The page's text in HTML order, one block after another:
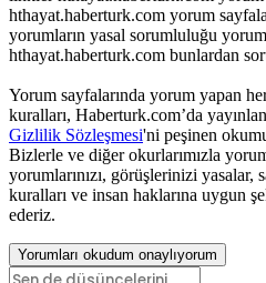
hthayat.haberturk.com yorum
yorumların yasal sorumluluğu
hthayat.haberturk.com bunlardan
Yorum sayfalarında yorum yapan
kuralları, Haberturk.com’da
Gizlilik Sözleşmesi'ni peşinen
Bizlerle ve diğer okurlarımızla
yorumlarınızı, görüşlerinizi yasalar,
kuralları ve insan haklarına uygun
ederiz.
Yorumları okudum onaylıyorum